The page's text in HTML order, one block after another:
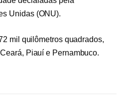
Unidas (ONU).
mil quilômetros quadrados,
Piauí e Pernambuco.